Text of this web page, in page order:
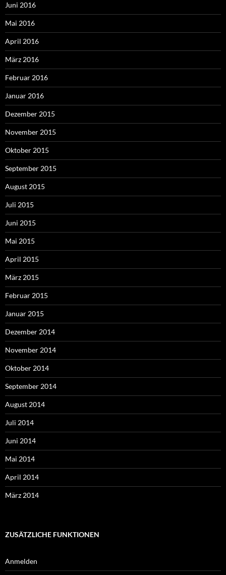
Juni 2016
Mai 2016
April 2016
März 2016
Februar 2016
Januar 2016
Dezember 2015
November 2015
Oktober 2015
September 2015
August 2015
Juli 2015
Juni 2015
Mai 2015
April 2015
März 2015
Februar 2015
Januar 2015
Dezember 2014
November 2014
Oktober 2014
September 2014
August 2014
Juli 2014
Juni 2014
Mai 2014
April 2014
März 2014
ZUSÄTZLICHE FUNKTIONEN
Anmelden